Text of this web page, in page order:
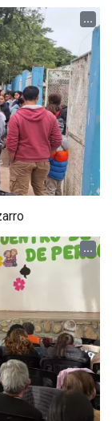
...
...